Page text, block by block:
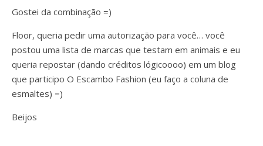
Gostei da combinação =)
Floor, queria pedir uma autorização para você… você
postou uma lista de marcas que testam em animais e eu
queria repostar (dando créditos lógicoooo) em um blog
que participo O Escambo Fashion (eu faço a coluna de
esmaltes) =)
Beijos